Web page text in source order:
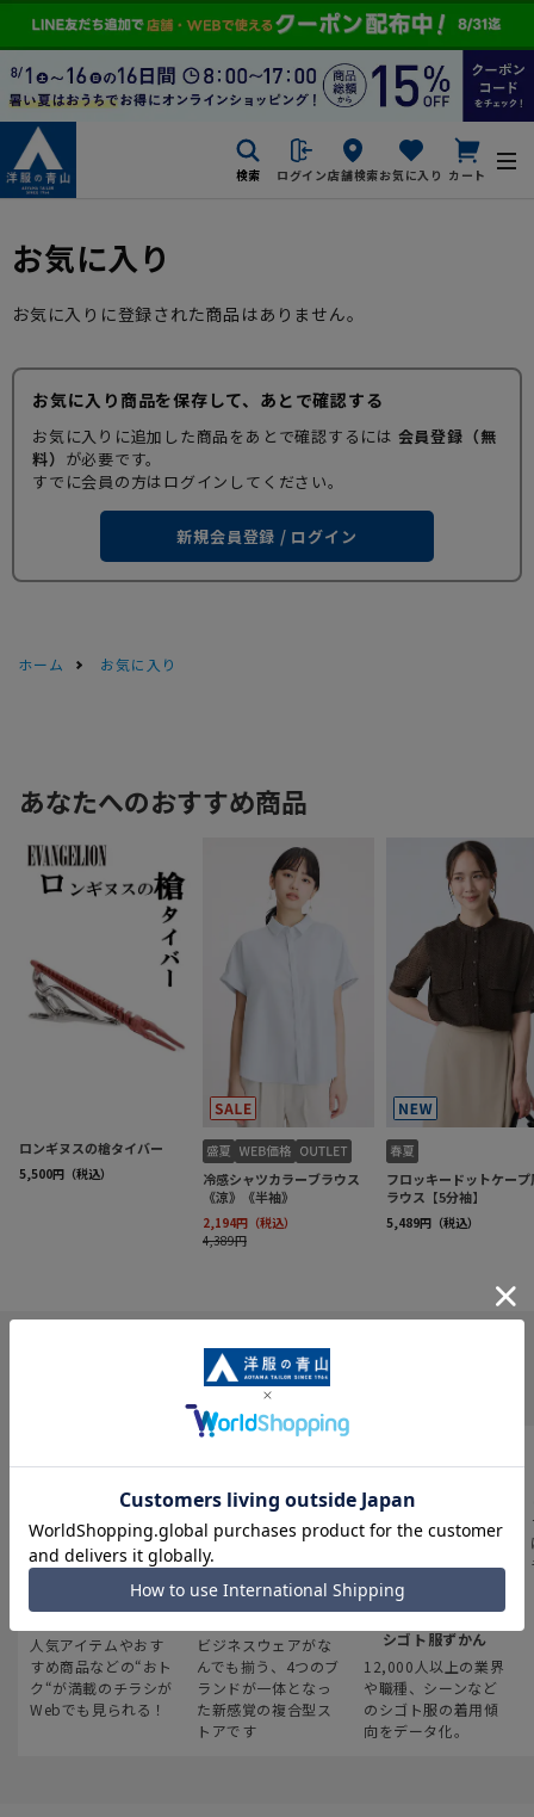
検索 ログイン店舗検索お気に入り カート
お気に入り
お気に入りに登録された商品はありません。
お気に入り商品を保存して、あとで確認する
お気に入りに追加した商品をあとで確認するには 会員登録（無
料） が必要です。
すでに会員の方はログインしてください。
新規会員登録 / ログイン
ホーム お気に入り
INFORMATION
最新のお買い得情報
人気アイテムやおす
すめ商品などの“おト
ク“が満載のチラシが
Webでも見られる！
スーツスクエア
ビジネスウェアがな
んでも揃う、4つのブ
ランドが一体となっ
た新感覚の複合型ス
トアです
みんなの
シゴト服ずかん
12,000人以上の業界
や職種、シーンなど
のシゴト服の着用傾
向をデータ化。